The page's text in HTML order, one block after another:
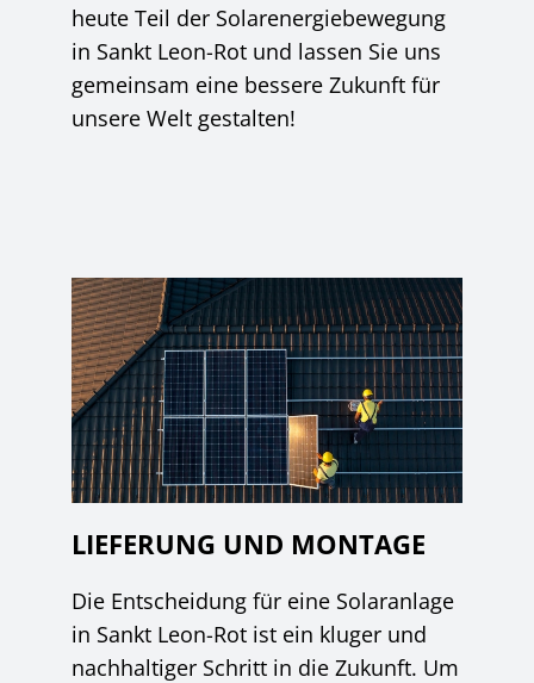
heute Teil der Solarenergiebewegung
in Sankt Leon-Rot und lassen Sie uns
gemeinsam eine bessere Zukunft für
unsere Welt gestalten!
LIEFERUNG UND MONTAGE
Die Entscheidung für eine Solaranlage
in Sankt Leon-Rot ist ein kluger und
nachhaltiger Schritt in die Zukunft. Um